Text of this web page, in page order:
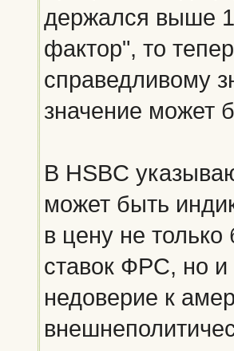
держался выше
фактор", то
справедливому
значение может
В HSBC
может быть
в цену не
ставок ФРС, но
недоверие к